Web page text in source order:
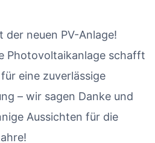
der neuen PV-Anlage!
Photovoltaikanlage schafft
eine zuverlässige
– wir sagen Danke und
Aussichten für die